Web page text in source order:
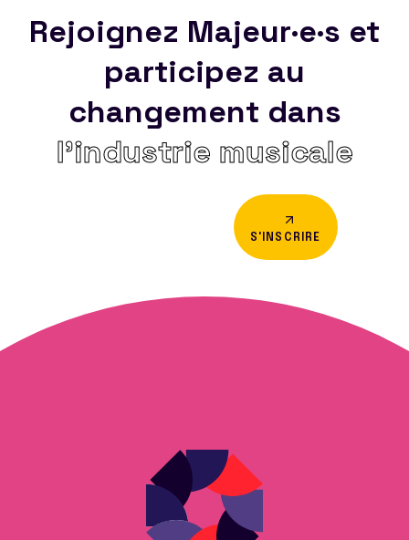
Rejoignez Majeur·e·s et
participez au
changement dans
l’industrie musicale
S'INSCRIRE